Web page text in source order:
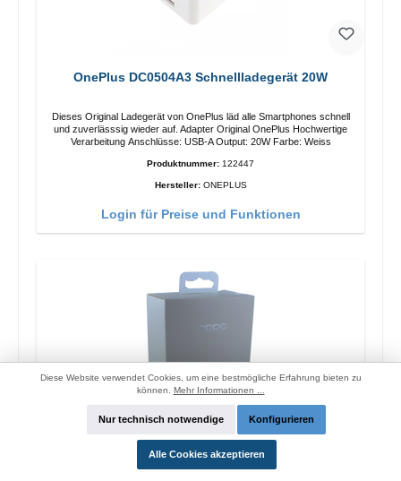
OnePlus DC0504A3 Schnellladegerät 20W
Dieses Original Ladegerät von OnePlus läd alle Smartphones schnell
und zuverlässsig wieder auf. Adapter Original OnePlus Hochwertige
Verarbeitung Anschlüsse: USB-A Output: 20W Farbe: Weiss
Produktnummer: 122447
Hersteller: ONEPLUS
Login für Preise und Funktionen
Oppo OP92J Vooc Schnellladegerät 18W
Diese Website verwendet Cookies, um eine bestmögliche Erfahrung bieten zu
können. Mehr Informationen ...
Nur technisch notwendige Konfigurieren
Alle Cookies akzeptieren